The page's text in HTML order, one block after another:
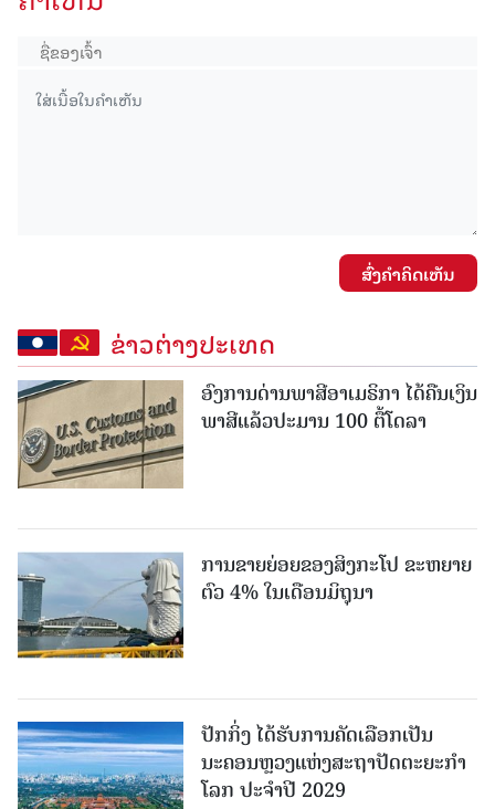
ສົ່ງຄໍາຄິດເຫັນ
ຂ່າວຕ່າງປະເທດ
ອົງການດ່ານພາສີອາເມຣິກາ ໄດ້ຄືນເງິນ
ພາສີແລ້ວປະມານ 100 ຕື້ໂດລາ
ການຂາຍຍ່ອຍຂອງສິງກະໂປ ຂະຫຍາຍ
ຕົວ 4% ໃນເດືອນມິຖຸນາ
ປັກກິ່ງ ໄດ້ຮັບການຄັດເລືອກເປັນ
ນະຄອນຫຼວງແຫ່ງສະຖາປັດຕະຍະກຳ
ໂລກ ປະຈຳປີ 2029